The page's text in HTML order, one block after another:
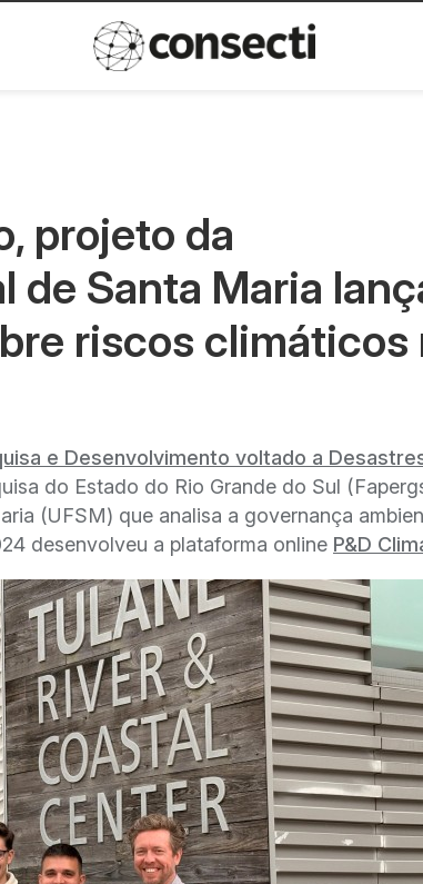
Política de
projeto da
de Santa Maria
riscos climáticos
e Desenvolvimento voltado a
do Estado do Rio Grande do Sul
(UFSM) que analisa a governança
desenvolveu a plataforma online P&D